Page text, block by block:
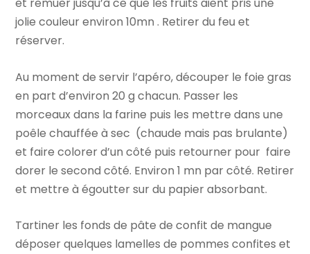
et remuer jusqu’à ce que les fruits aient pris une
jolie couleur environ 10mn . Retirer du feu et
réserver.
Au moment de servir l’apéro, découper le foie gras
en part d’environ 20 g chacun. Passer les
morceaux dans la farine puis les mettre dans une
poêle chauffée à sec (chaude mais pas brulante)
et faire colorer d’un côté puis retourner pour faire
dorer le second côté. Environ 1 mn par côté. Retirer
et mettre à égoutter sur du papier absorbant.
Tartiner les fonds de pâte de confit de mangue
déposer quelques lamelles de pommes confites et